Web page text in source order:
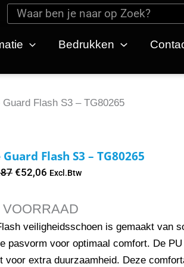
Zoeken
Zoeken
Bedrukken
Guard Flash S3 – TG80265
Guard Flash S3 – TG80265
Oorspronkelijke
was:
€59,87.
€52,06 Huidige
is:
€52,06.
Excl.Btw
VOORRAAD
veiligheidsschoen is gemaakt van
pasvorm voor optimaal comfort. De
voor extra duurzaamheid. Deze